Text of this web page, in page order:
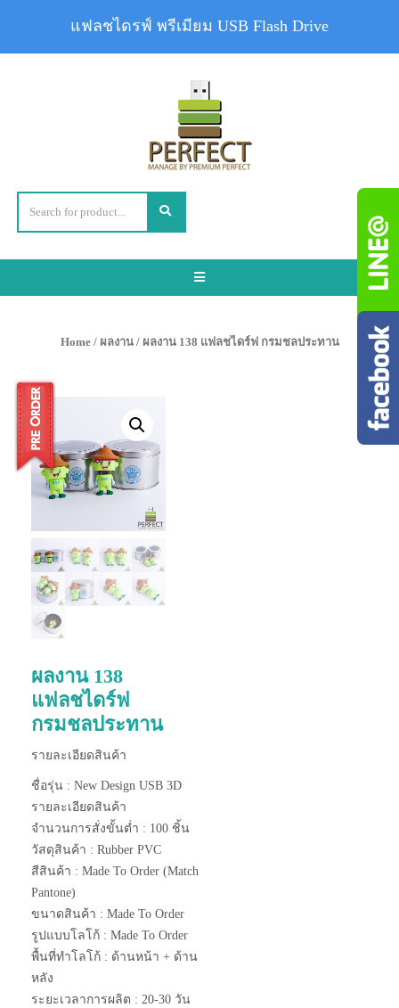
Toggle
Home/ ผลงาน/ ผลงาน 138 แฟลชไดร์ฟ กรมชลประทาน
ผลงาน 138
แฟลชไดร์ฟ
กรมชลประทาน
รายละเอียดสินค้า
ชื่อรุ่น : New Design USB 3D
รายละเอียดสินค้า
จำนวนการสั่งขั้นต่ำ : 100 ชิ้น
วัสดุสินค้า : Rubber PVC
สีสินค้า : Made To Order (Match
Pantone)
ขนาดสินค้า : Made To Order
รูปแบบโลโก้ : Made To Order
พื้นที่ทำโลโก้ : ด้านหน้า + ด้าน
หลัง
ระยะเวลาการผลิต : 20-30 วัน
แฟลชไดรฟ์ พรีเมียม USB Flash Drive